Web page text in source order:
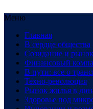
Меню
Главная
В сердце общества
Созидание и рынок
Финансовый
В пути: все о
Техно-революция
Рынок жилья в
Здоровье под